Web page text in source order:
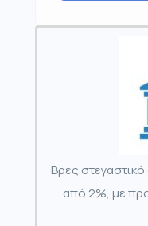
Βρες
από 2%, με